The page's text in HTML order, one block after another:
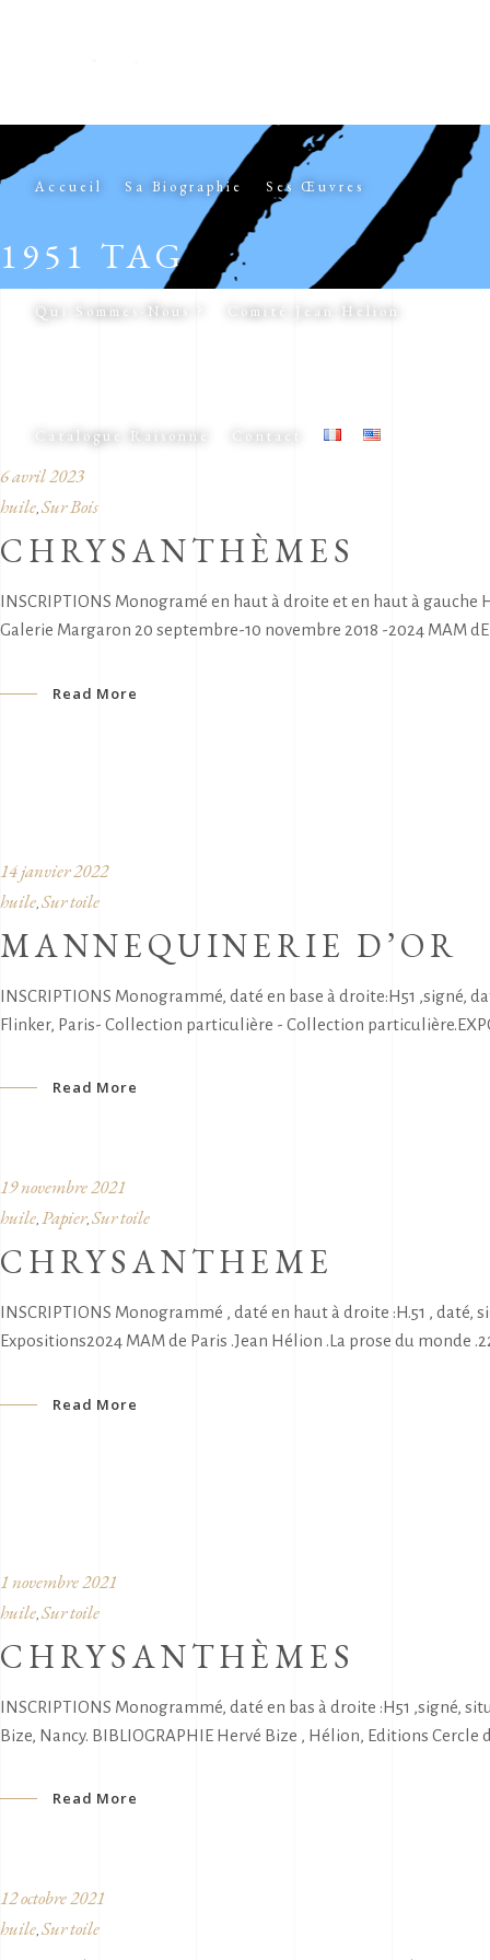
Accueil Sa Biographie Ses Œuvres
Qui Sommes-Nous ? Comité Jean Helion
Catalogue Raisonné Contact
1951 TAG
6 avril 2023
huile, Sur Bois
CHRYSANTHÈMES
INSCRIPTIONS Monogramé en haut à droite et en haut à
Galerie Margaron 20 septembre-10 novembre 2018 -2024 MAM
Read More
14 janvier 2022
huile Sur toile
MANNEQUINERIE D’OR
INSCRIPTIONS Monogrammé, daté en base à droite:H51 ,signé,
Flinker, Paris- Collection particulière - Collection
Read More
19 novembre 2021
huile, Papier, Sur toile
CHRYSANTHEME
INSCRIPTIONS Monogrammé , daté en haut à droite :H.51 ,
Expositions2024 MAM de Paris .Jean Hélion .La prose du monde
Read More
1 novembre 2021
huile Sur toile
CHRYSANTHÈMES
INSCRIPTIONS Monogrammé, daté en bas à droite :H51 ,signé,
Bize, Nancy. BIBLIOGRAPHIE Hervé Bize , Hélion, Editions
Read More
12 octobre 2021
huile, Sur toile